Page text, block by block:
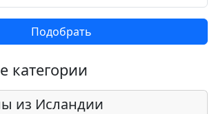
Подобрать
категории
из Исландии